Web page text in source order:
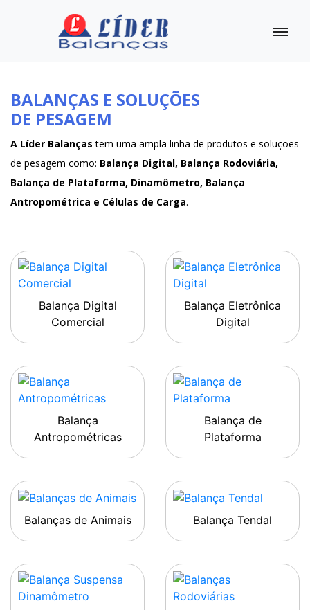
BALANÇAS E SOLUÇÕES
DE PESAGEM
A Líder Balanças tem uma ampla linha de produtos e soluções
de pesagem como: Balança Digital, Balança Rodoviária,
Balança de Plataforma, Dinamômetro, Balança
Antropométrica e Células de Carga.
Balança Digital
Comercial
Balança Eletrônica
Digital
Balança
Antropométricas
Balança de
Plataforma
Balanças de Animais Balança Tendal